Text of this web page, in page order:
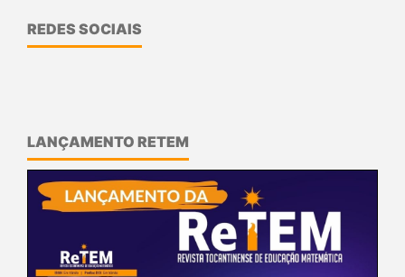
REDES SOCIAIS
LANÇAMENTO RETEM